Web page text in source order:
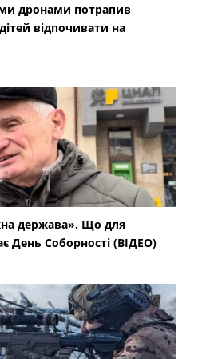
дронами потрапив
відпочивати на
держава». Що для
День Соборності (ВІДЕО)